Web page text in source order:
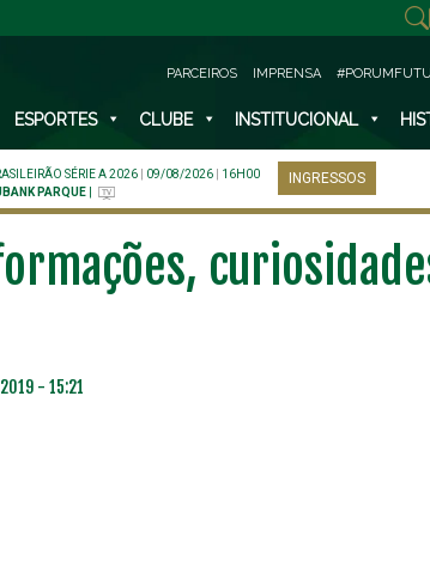
PARCEIROS IMPRENSA
ESPORTES CLUBE INSTITUCIONAL
SÉRIE A 2026 09/08/2026
16H00
PARQUE
INGRESSOS
- 15:21